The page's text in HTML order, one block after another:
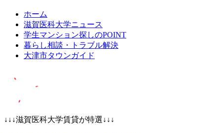
ホーム
滋賀医科大学ニュース
学生マンション探しのPOINT
暮らし相談・トラブル解決
大津市タウンガイド
↓↓↓滋賀医科大学賃貸が特選↓↓↓